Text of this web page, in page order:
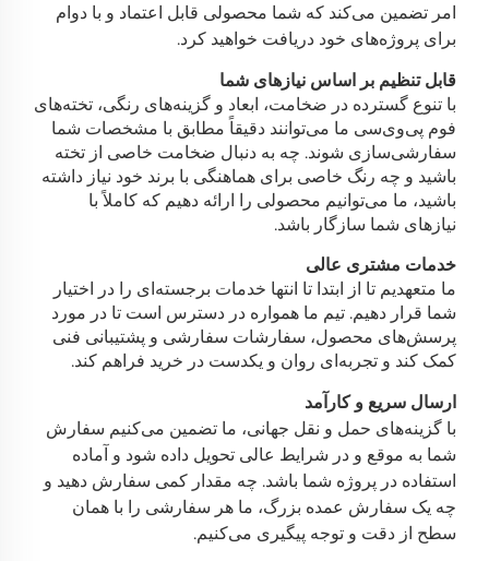
امر تضمین می‌کند که شما محصولی قابل اعتماد و با دوام
برای پروژه‌های خود دریافت خواهید کرد.
قابل تنظیم بر اساس نیازهای شما
با تنوع گسترده در ضخامت، ابعاد و گزینه‌های رنگی، تخته‌های
فوم پی‌وی‌سی ما می‌توانند دقیقاً مطابق با مشخصات شما
سفارشی‌سازی شوند. چه به دنبال ضخامت خاصی از تخته
باشید و چه رنگ خاصی برای هماهنگی با برند خود نیاز داشته
باشید، ما می‌توانیم محصولی را ارائه دهیم که کاملاً با
نیازهای شما سازگار باشد.
خدمات مشتری عالی
ما متعهدیم تا از ابتدا تا انتها خدمات برجسته‌ای را در اختیار
شما قرار دهیم. تیم ما همواره در دسترس است تا در مورد
پرسش‌های محصول، سفارشات سفارشی و پشتیبانی فنی
کمک کند و تجربه‌ای روان و یکدست در خرید فراهم کند.
ارسال سریع و کارآمد
با گزینه‌های حمل و نقل جهانی، ما تضمین می‌کنیم سفارش
شما به موقع و در شرایط عالی تحویل داده شود و آماده
استفاده در پروژه شما باشد. چه مقدار کمی سفارش دهید و
چه یک سفارش عمده بزرگ، ما هر سفارشی را با همان
سطح از دقت و توجه پیگیری می‌کنیم.